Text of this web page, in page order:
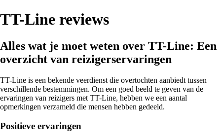
TT-Line reviews
Alles wat je moet weten over TT-Line: Een
overzicht van reizigerservaringen
TT-Line is een bekende veerdienst die overtochten aanbiedt tussen
verschillende bestemmingen. Om een goed beeld te geven van de
ervaringen van reizigers met TT-Line, hebben we een aantal
opmerkingen verzameld die mensen hebben gedeeld.
Positieve ervaringen